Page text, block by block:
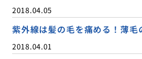
2018.04.05
紫外線は髪の毛を痛める！薄毛
2018.04.01